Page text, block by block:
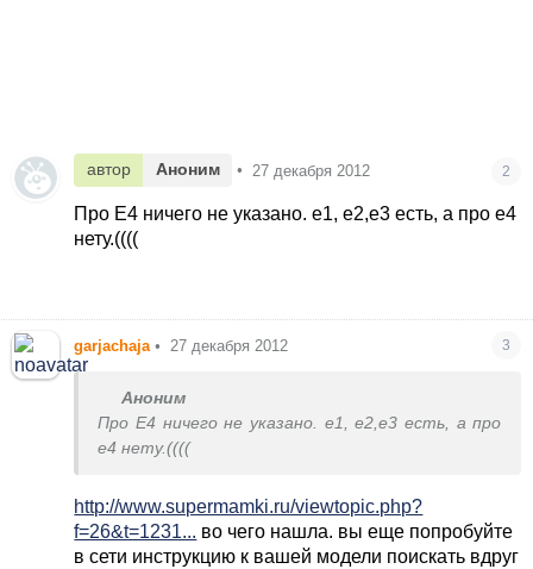
автор Аноним • 27 декабря 2012 2
Про Е4 ничего не указано. е1, е2,е3 есть, а про е4
нету.((((
garjachaja • 27 декабря 2012 3
Аноним
Про Е4 ничего не указано. е1, е2,е3 есть, а про
е4 нету.((((
http://www.supermamki.ru/viewtopic.php?
f=26&t=1231... во чего нашла. вы еще попробуйте
в сети инструкцию к вашей модели поискать вдруг